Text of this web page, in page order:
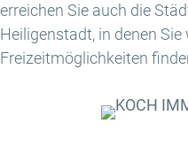
erreichen Sie auch die
Heiligenstadt, in denen
Freizeitmöglichkeiten